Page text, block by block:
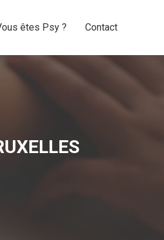
êtes Psy ? Contact